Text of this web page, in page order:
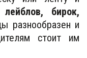
лейблов, бирок,
разнообразен и
стоит им